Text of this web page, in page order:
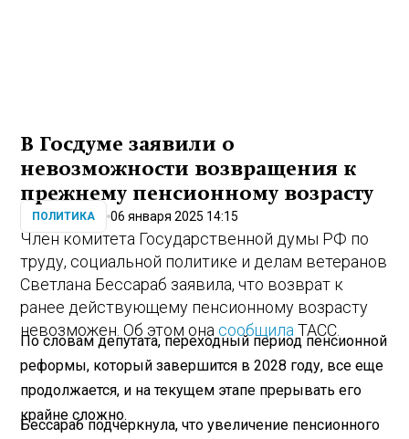
В Госдуме заявили о
невозможности возвращения к
прежнему пенсионному возрасту
ПОЛИТИКА 06 января 2025 14:15
Член комитета Государственной думы РФ по
труду, социальной политике и делам ветеранов
Светлана Бессараб заявила, что возврат к
ранее действующему пенсионному возрасту
невозможен. Об этом она сообщила ТАСС.
По словам депутата, переходный период пенсионной
реформы, который завершится в 2028 году, все еще
продолжается, и на текущем этапе прерывать его
крайне сложно.
Бессараб подчеркнула, что увеличение пенсионного